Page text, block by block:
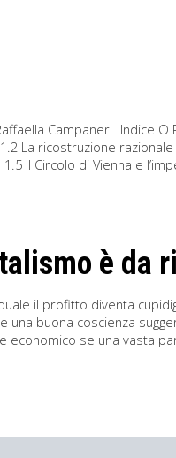
Campaner Indice O
La ricostruzione
Il Circolo di Vienna e
è da
il profitto diventa
buona coscienza
se una vasta